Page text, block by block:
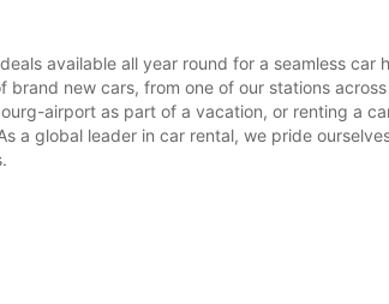
available all year round for a seamless
brand new cars, from one of our stations
airport as part of a vacation, or renting a
a global leader in car rental, we pride